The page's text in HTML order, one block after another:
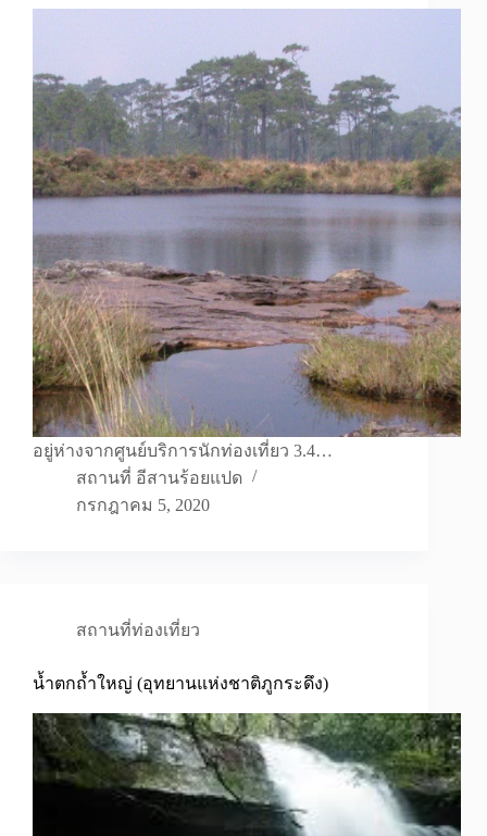
อยู่ห่างจากศูนย์บริการนักท่องเที่ยว 3.4…
สถานที่ อีสานร้อยแปด
กรกฎาคม 5, 2020
สถานที่ท่องเที่ยว
น้ำตกถ้ำใหญ่ (อุทยานแห่งชาติภูกระดึง)